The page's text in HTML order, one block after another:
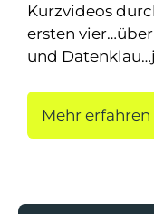
Kurzvideos
ersten
und
Mehr erfahren